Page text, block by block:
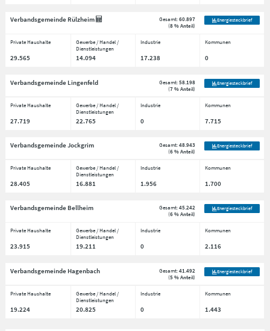
Verbandsgemeinde Rülzheim Gesamt:60.897
(8 % Anteil)
Energiesteckbrief
Private Haushalte
Gewerbe / Handel /
Dienstleistungen
Industrie Kommunen
29.565 14.094 17.238 0
Verbandsgemeinde Lingenfeld Gesamt:58.198
(7 % Anteil)
Energiesteckbrief
Private Haushalte
Gewerbe / Handel /
Dienstleistungen
Industrie Kommunen
27.719 22.765 0 7.715
Verbandsgemeinde Jockgrim Gesamt:48.943
(6 % Anteil)
Energiesteckbrief
Private Haushalte
Gewerbe / Handel /
Dienstleistungen
Industrie Kommunen
28.405 16.881 1.956 1.700
Verbandsgemeinde Bellheim Gesamt:45.242
(6 % Anteil)
Energiesteckbrief
Private Haushalte
Gewerbe / Handel /
Dienstleistungen
Industrie Kommunen
23.915 19.211 0 2.116
Verbandsgemeinde Hagenbach Gesamt:41.492
(5 % Anteil)
Energiesteckbrief
Private Haushalte
Gewerbe / Handel /
Dienstleistungen
Industrie Kommunen
19.224 20.825 0 1.443